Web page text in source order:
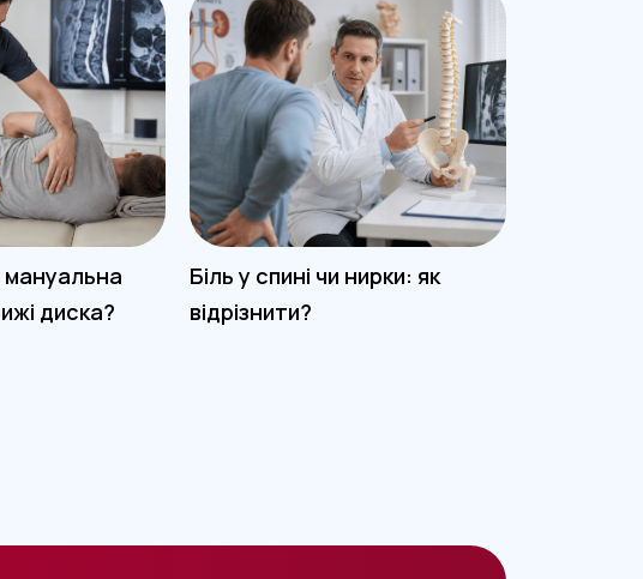
диска?
Біль у спині чи нирки: як
відрізнити?